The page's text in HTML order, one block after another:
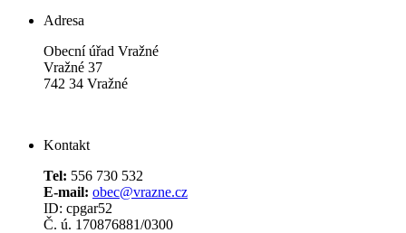
Adresa
Obecní úřad Vražné
Vražné 37
742 34 Vražné
Kontakt
Tel: 556 730 532
E-mail: obec@vrazne.cz
ID: cpgar52
Č. ú. 170876881/0300